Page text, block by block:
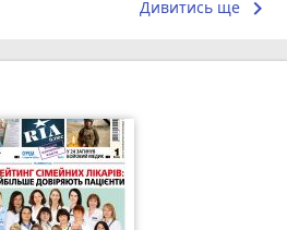
Дивитись ще keyboard_arrow_right